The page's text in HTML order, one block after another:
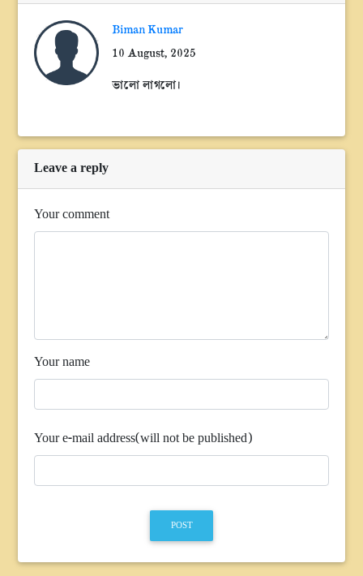
Biman Kumar
10 August, 2025
ভালো লাগলো।
Leave a reply
Your comment
Your name
Your e-mail address(will not be published)
POST